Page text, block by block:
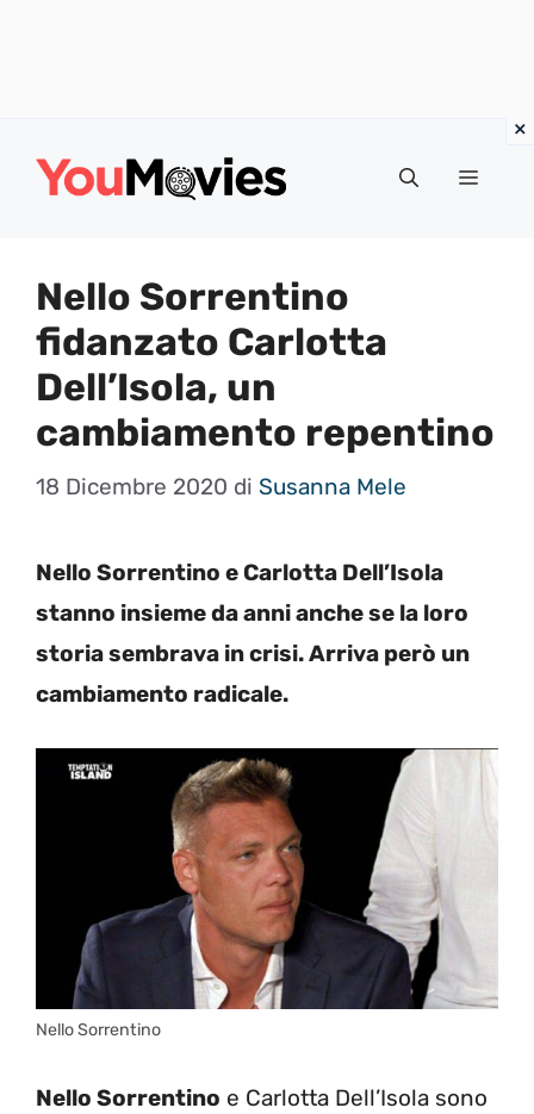
Menu
Nello Sorrentino
fidanzato Carlotta
Dell’Isola, un
cambiamento repentino
18 Dicembre 2020 di Susanna Mele
Nello Sorrentino e Carlotta Dell’Isola
stanno insieme da anni anche se la loro
storia sembrava in crisi. Arriva però un
cambiamento radicale.
Nello Sorrentino
Nello Sorrentino e Carlotta Dell’Isola sono